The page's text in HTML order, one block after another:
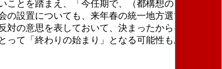
とを踏まえ、「今任期で、（都構想の）協定書
設置についても、来年春の統一地方選で公約と
の意思を表しておいて、決まったからには支持
て「終わりの始まり」となる可能性もある。